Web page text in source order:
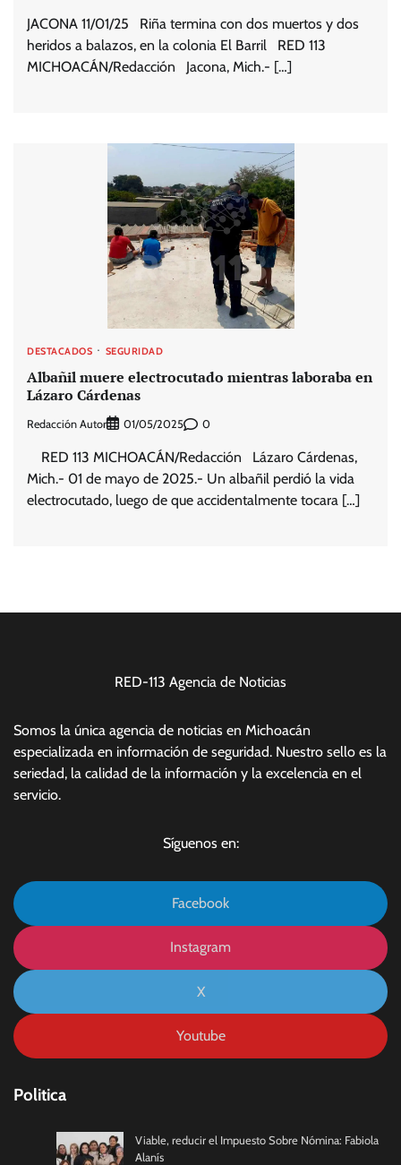
JACONA 11/01/25 Riña termina con dos muertos y dos
heridos a balazos, en la colonia El Barril RED 113
MICHOACÁN/Redacción Jacona, Mich.- […]
DESTACADOS SEGURIDAD
Albañil muere electrocutado mientras laboraba en
Lázaro Cárdenas
Redacción Autor 01/05/2025 0
RED 113 MICHOACÁN/Redacción Lázaro Cárdenas,
Mich.- 01 de mayo de 2025.- Un albañil perdió la vida
electrocutado, luego de que accidentalmente tocara […]
RED-113 Agencia de Noticias
Somos la única agencia de noticias en Michoacán
especializada en información de seguridad. Nuestro sello es la
seriedad, la calidad de la información y la excelencia en el
servicio.
Síguenos en:
Facebook
Instagram
X
Youtube
Politica
Viable, reducir el Impuesto Sobre Nómina: Fabiola
Alanís